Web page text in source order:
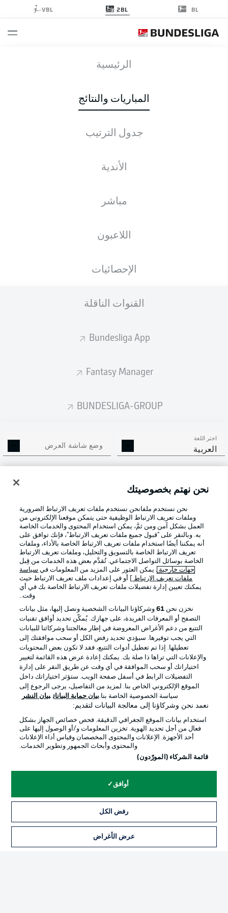
BL
2BL
VBL
الرئيسية
المباريات والنتائج
جدول الترتيب
الأندية
مباشر
اللاعبون
الإحصائيات
القنوات الناقلة
Bundesliga App
Fantasy Manager
BUNDESLIGA-GROUP
اختر اللغة
العربية وضع شاشة العرض
تسجيل الدخول
الأخبار التشكيلات الإحصائيات
انطلاق المباراة.
Football as it's meant to be
تطبيق الدوري الألماني
Official Partners
إدارة التفضيلات بيان الخصوصية
الوظائف
نحن نهتم بخصوصيتك
نحن نستخدم ملفانحن نستخدم ملفات تعريف الارتباط الضرورية
وملفات تعريف الارتباط الوظيفية حتى يتمكن موقعنا الإلكتروني من
العمل بشكل آمن ومن ثمَّ، يمكن استخدام المحتوى والخدمات الخاصة
به. وبالنقر على "قبول جميع ملفات تعريف الارتباط"، فإنك توافق على
أنه يمكننا أيضًا استخدام ملفات تعريف الارتباط الخاصة بالأداء، وملفات
تعريف الارتباط الخاصة بالتسويق والتحليل، وملفات تعريف الارتباط
الخاصة بوسائل التواصل الاجتماعي. تُقدَّم بعض هذه الخدمات من قِبل
جهات خارجية . يمكن العثور على المزيد من المعلومات في سياسة
ملفات تعريف الارتباط
] أو في إعدادات ملف تعريف الارتباط حيث
يمكنك تعيين إدارة تفضيلات ملفات تعريف الارتباط الخاصة بك في أي
وقت..
نخزن نحن 61وشركاؤنا البيانات الشخصية ونصل إليها، مثل بيانات
التصفح أو المعرفات الفريدة، على جهازك. يُمكّن تحديد أوافق تقنيات
التتبع من دعم الأغراض المعروضة في إطار معالجتنا وشركائنا للبيانات
التي يجب توفيرها. سيؤدي تحديد رفض الكل أو سحب موافقتك إلى
تعطيلها. إذا تم تعطيل أدوات التتبع، فقد لا تكون بعض المحتويات
والإعلانات التي تراها ذا صلة بك. يمكنك إعادة عرض هذه القائمة لتغيير
اختياراتك أو سحب الموافقة في أي وقت عن طريق النقر على إدارة
التفضيلات الرابط في أسفل صفحة الويب. ستؤثر اختياراتك داخل
الموقع الإلكتروني الخاص بنا. لمزيد من التفاصيل، يرجى الرجوع إلى
سياسة الخصوصية الخاصة بنا.بيان حماية البيانات بيان النشر
نعمد نحن وشركاؤنا إلى معالجة البيانات لتقديم:
استخدام بيانات الموقع الجغرافي الدقيقة. فحص خصائص الجهاز بشكل
فعال من أجل تحديد الهوية. تخزين المعلومات و/أو الوصول إليها على
أحد الأجهزة. الإعلانات والمحتوى المخصصان وقياس أداء الإعلانات
والمحتوى وأبحاث الجمهور وتطوير الخدمات.
قائمة الشركاء (المورّدون)
أوافق
رفض الكل
عرض الأغراض